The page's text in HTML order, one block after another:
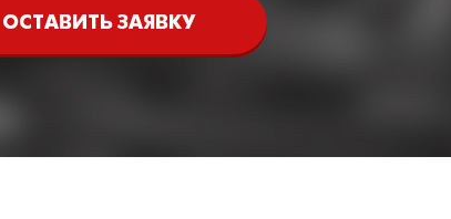
ОСТАВИТЬ ЗАЯВКУ